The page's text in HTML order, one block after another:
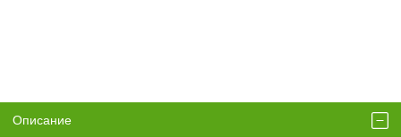
Описание